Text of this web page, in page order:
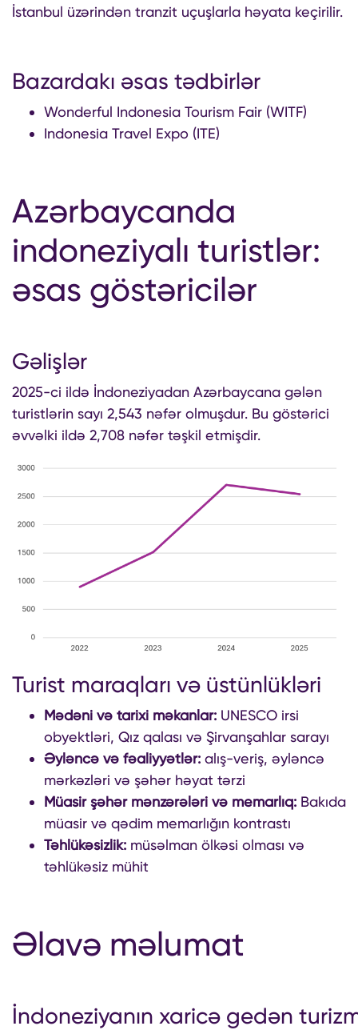
İstanbul üzərindən tranzit uçuşlarla həyata keçirilir.
Bazardakı əsas tədbirlər
Wonderful Indonesia Tourism Fair (WITF)
Indonesia Travel Expo (ITE)
Azərbaycanda
indoneziyalı turistlər:
əsas göstəricilər
Gəlişlər
2025-ci ildə İndoneziyadan Azərbaycana gələn
turistlərin sayı 2,543 nəfər olmuşdur. Bu göstərici
əvvəlki ildə 2,708 nəfər təşkil etmişdir.
Turist maraqları və üstünlükləri
Mədəni və tarixi məkanlar: UNESCO irsi
obyektləri, Qız qalası və Şirvanşahlar sarayı
Əyləncə və fəaliyyətlər: alış-veriş, əyləncə
mərkəzləri və şəhər həyat tərzi
Müasir şəhər mənzərələri və memarlıq: Bakıda
müasir və qədim memarlığın kontrastı
Təhlükəsizlik: müsəlman ölkəsi olması və
təhlükəsiz mühit
Əlavə məlumat
İndoneziyanın xaricə gedən